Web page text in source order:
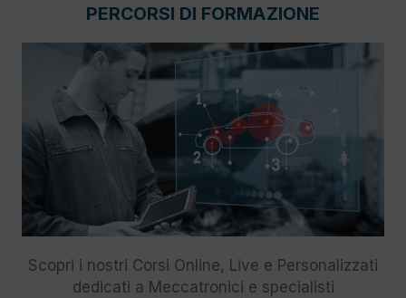
PERCORSI DI FORMAZIONE
Scopri i nostri Corsi Online, Live e Personalizzati
dedicati a Meccatronici e specialisti